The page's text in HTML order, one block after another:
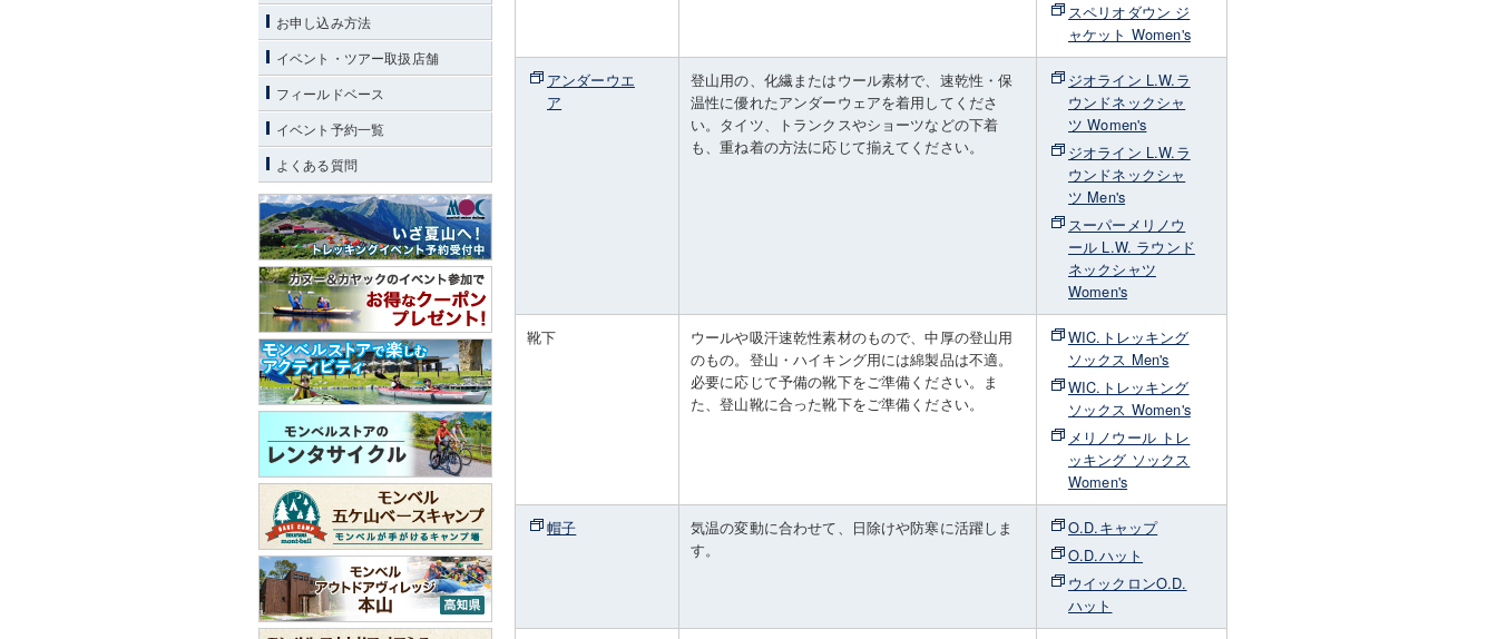
スペリオダウン ジ
ャケット Women's
アンダーウエ
ア
登山用の、化繊またはウール素材で、速乾性・保
温性に優れたアンダーウェアを着用してくださ
い。タイツ、トランクスやショーツなどの下着
も、重ね着の方法に応じて揃えてください。
ジオライン L.W.ラ
ウンドネックシャ
ツ Women's
ジオライン L.W.ラ
ウンドネックシャ
ツ Men's
スーパーメリノウ
ール L.W. ラウンド
ネックシャツ
Women's
靴下
ウールや吸汗速乾性素材のもので、中厚の登山用
のもの。登山・ハイキング用には綿製品は不適。
必要に応じて予備の靴下をご準備ください。ま
た、登山靴に合った靴下をご準備ください。
WIC.トレッキング
ソックス Men's
WIC.トレッキング
ソックス Women's
メリノウール トレ
ッキング ソックス
Women's
帽子
気温の変動に合わせて、日除けや防寒に活躍しま
す。
O.D.キャップ
O.D.ハット
ウイックロンO.D.
ハット
お申し込み方法
イベント・ツアー取扱店舗
フィールドベース
イベント予約一覧
よくある質問